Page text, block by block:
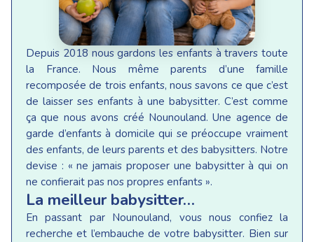
Depuis 2018 nous gardons les enfants à travers toute
la France. Nous même parents d’une famille
recomposée de trois enfants, nous savons ce que c’est
de laisser ses enfants à une babysitter. C’est comme
ça que nous avons créé Nounouland. Une agence de
garde d’enfants à domicile qui se préoccupe vraiment
des enfants, de leurs parents et des babysitters. Notre
devise : « ne jamais proposer une babysitter à qui on
ne confierait pas nos propres enfants ».
La meilleur babysitter…
En passant par Nounouland, vous nous confiez la
recherche et l’embauche de votre babysitter. Bien sur